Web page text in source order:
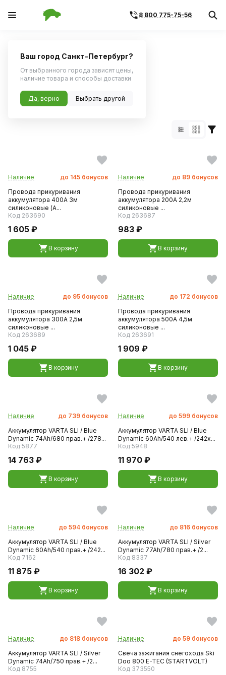
8 800 775-75-56
Поиск по артикулу Поиск по VIN
Бренд sai: 480 товаров
Наличие до 145 бонусов
Провода прикуривания
аккумулятора 400А 3м
силиконовые (A...
Код 263690
1 605 ₽
В корзину
Наличие до 89 бонусов
Провода прикуривания
аккумулятора 200А 2,2м
силиконовые ...
Код 263687
983 ₽
В корзину
Наличие до 95 бонусов
Провода прикуривания
аккумулятора 300А 2,5м
силиконовые ...
Код 263689
1 045 ₽
В корзину
Наличие до 172 бонусов
Провода прикуривания
аккумулятора 500А 4,5м
силиконовые ...
Код 263691
1 909 ₽
В корзину
Наличие до 739 бонусов
Аккумулятор VARTA SLI / Blue
Dynamic 74Ah/680 прав.+ /278...
Код 5877
14 763 ₽
В корзину
Наличие до 599 бонусов
Аккумулятор VARTA SLI / Blue
Dynamic 60Ah/540 лев.+ /242x...
Код 5948
11 970 ₽
В корзину
Наличие до 594 бонусов
Аккумулятор VARTA SLI / Blue
Dynamic 60Ah/540 прав.+ /242...
Код 7162
11 875 ₽
В корзину
Наличие до 816 бонусов
Аккумулятор VARTA SLI / Silver
Dynamic 77Ah/780 прав.+ /2...
Код 8337
16 302 ₽
В корзину
Наличие до 818 бонусов
Аккумулятор VARTA SLI / Silver
Dynamic 74Ah/750 прав.+ /2...
Код 8755
Наличие до 59 бонусов
Свеча зажигания снегохода Ski
Doo 800 E-TEC (STARTVOLT)
Код 373550
Ваш город Санкт-Петербург?
От выбранного города зависят цены,
наличие товара и способы доставки
Да, верно Выбрать другой